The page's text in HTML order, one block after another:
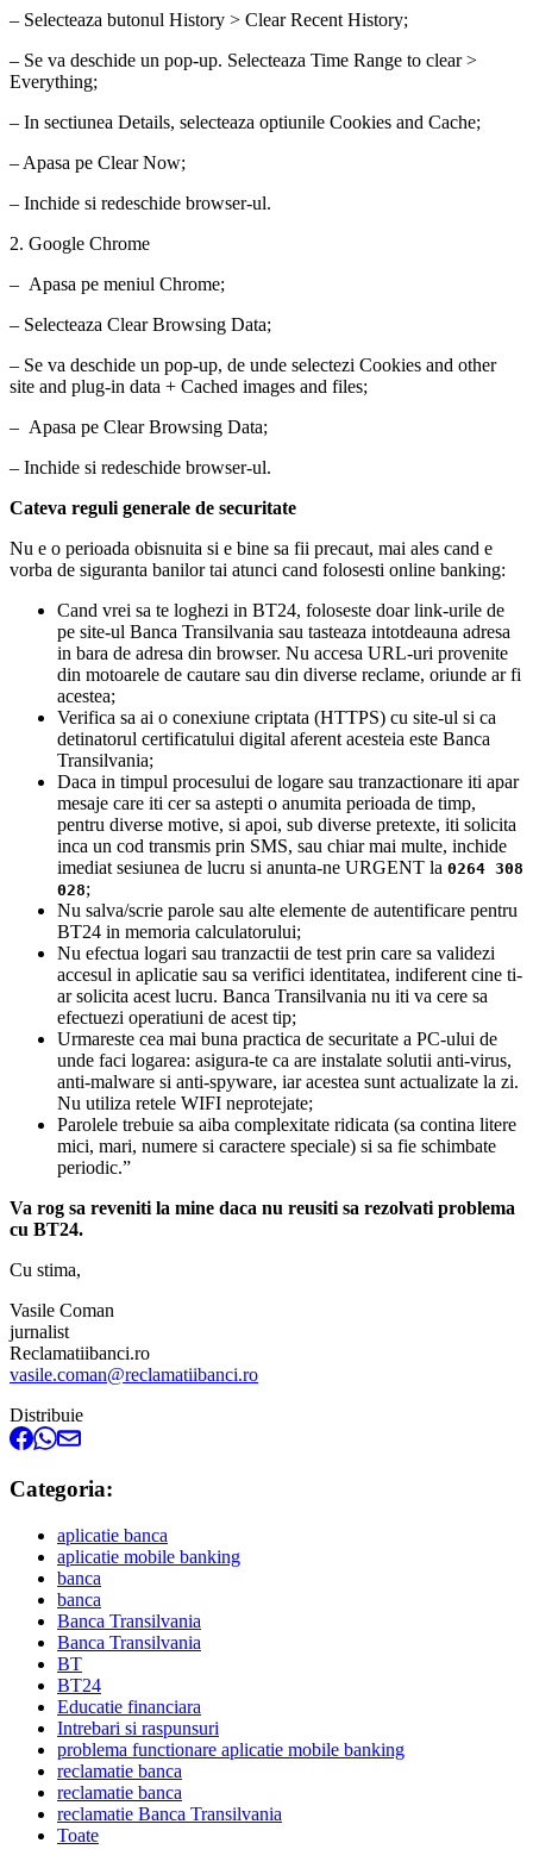
– Selecteaza butonul History > Clear Recent History;
– Se va deschide un pop-up. Selecteaza Time Range to clear >
Everything;
– In sectiunea Details, selecteaza optiunile Cookies and Cache;
– Apasa pe Clear Now;
– Inchide si redeschide browser-ul.
2. Google Chrome
– Apasa pe meniul Chrome;
– Selecteaza Clear Browsing Data;
– Se va deschide un pop-up, de unde selectezi Cookies and other
site and plug-in data + Cached images and files;
– Apasa pe Clear Browsing Data;
– Inchide si redeschide browser-ul.
Cateva reguli generale de securitate
Nu e o perioada obisnuita si e bine sa fii precaut, mai ales cand e
vorba de siguranta banilor tai atunci cand folosesti online banking:
Cand vrei sa te loghezi in BT24, foloseste doar link-urile de
pe site-ul Banca Transilvania sau tasteaza intotdeauna adresa
in bara de adresa din browser. Nu accesa URL-uri provenite
din motoarele de cautare sau din diverse reclame, oriunde ar fi
acestea;
Verifica sa ai o conexiune criptata (HTTPS) cu site-ul si ca
detinatorul certificatului digital aferent acesteia este Banca
Transilvania;
Daca in timpul procesului de logare sau tranzactionare iti apar
mesaje care iti cer sa astepti o anumita perioada de timp,
pentru diverse motive, si apoi, sub diverse pretexte, iti solicita
inca un cod transmis prin SMS, sau chiar mai multe, inchide
imediat sesiunea de lucru si anunta-ne URGENT la 0264 308
028;
Nu salva/scrie parole sau alte elemente de autentificare pentru
BT24 in memoria calculatorului;
Nu efectua logari sau tranzactii de test prin care sa validezi
accesul in aplicatie sau sa verifici identitatea, indiferent cine ti-
ar solicita acest lucru. Banca Transilvania nu iti va cere sa
efectuezi operatiuni de acest tip;
Urmareste cea mai buna practica de securitate a PC-ului de
unde faci logarea: asigura-te ca are instalate solutii anti-virus,
anti-malware si anti-spyware, iar acestea sunt actualizate la zi.
Nu utiliza retele WIFI neprotejate;
Parolele trebuie sa aiba complexitate ridicata (sa contina litere
mici, mari, numere si caractere speciale) si sa fie schimbate
periodic.”
Va rog sa reveniti la mine daca nu reusiti sa rezolvati problema
cu BT24.
Cu stima,
Vasile Coman
jurnalist
Reclamatiibanci.ro
vasile.coman@reclamatiibanci.ro
Distribuie
Categoria:
aplicatie banca
aplicatie mobile banking
banca
banca
Banca Transilvania
Banca Transilvania
BT
BT24
Educatie financiara
Intrebari si raspunsuri
problema functionare aplicatie mobile banking
reclamatie banca
reclamatie banca
reclamatie Banca Transilvania
Toate